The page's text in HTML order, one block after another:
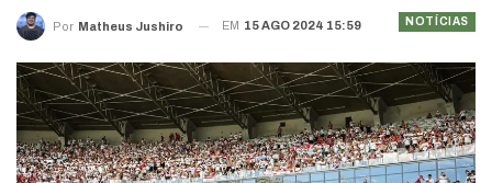
NOTÍCIAS
Por Matheus Jushiro EM 15 AGO 2024 15:59